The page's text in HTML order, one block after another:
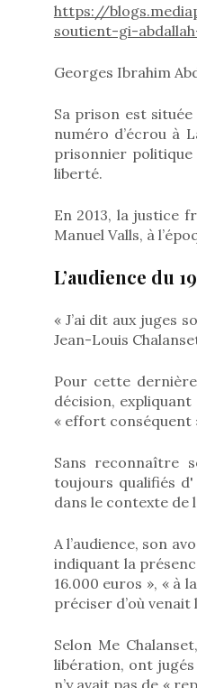
https://
soutient-gi-
Georges Ibrahim
Sa prison est
numéro d’écrou à
prisonnier politique
liberté.
En 2013, la justice
Manuel Valls, à
L’audience du
« J’ai dit aux juges
Jean-Louis
Pour cette
décision, expliquant
« effort conséquent
Sans reconnaître
toujours qualifiés
dans le contexte de
A l’audience, son
indiquant la
16.000 euros », « à
préciser d’où
Selon Me
libération, ont jugés
n’y avait pas de «